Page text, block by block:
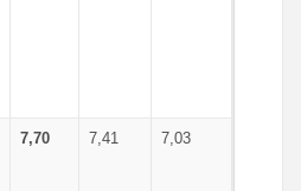
7,70 7,41 7,03